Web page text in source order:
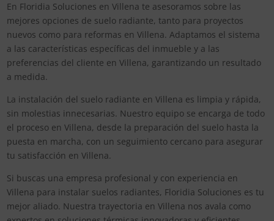
En Floridia Soluciones en Villena te asesoramos sobre las
mejores opciones de suelo radiante, tanto para proyectos
nuevos como para reformas en Villena. Adaptamos el sistema
a las características específicas del inmueble y a las
preferencias del cliente en Villena, garantizando un resultado
a medida.
La instalación del suelo radiante en Villena es limpia y rápida,
sin molestias innecesarias. Nuestro equipo se encarga de todo
el proceso en Villena, desde la preparación del suelo hasta la
puesta en marcha, con un seguimiento cercano para asegurar
tu satisfacción en Villena.
Si buscas una empresa profesional y con experiencia en
Villena para instalar suelos radiantes, Floridia Soluciones es tu
mejor aliado. Nuestra trayectoria en Villena nos avala como